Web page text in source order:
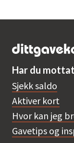
Har du
Sjekk saldo
Aktiver kort
Hvor kan jeg
Gavetips og